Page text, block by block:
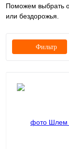
Поможем выбрать
или бездорожья.
Фильтр